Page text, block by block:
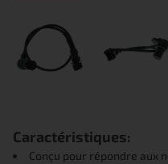
Caractéristiques:
Conçu pour répondre aux